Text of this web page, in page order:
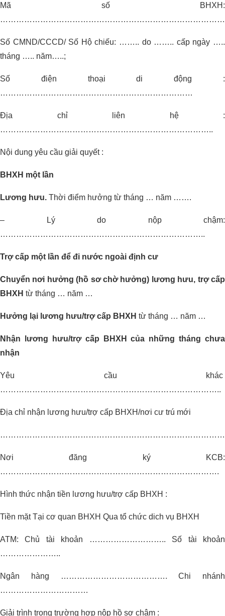
Mã số BHXH:
Số CMND/CCCD/ Số Hộ chiếu: …….. do …….. cấp ngày …..
tháng ….. năm…..;
Số điện thoại di động :
………………………………………………………………
Địa chỉ liên hệ :
……………………………………………………………………..
Nội dung yêu cầu giải quyết :
BHXH một lần
Lương hưu. Thời điểm hưởng từ tháng … năm …….
– Lý do nộp chậm:
…………………………………………………………………..
Trợ cấp một lần để đi nước ngoài định cư
Chuyển nơi hưởng (hồ sơ chờ hưởng) lương hưu, trợ cấp
BHXH từ tháng … năm …
Hưởng lại lương hưu/trợ cấp BHXH từ tháng … năm …
Nhận lương hưu/trợ cấp BHXH của những tháng chưa
nhận
Yêu cầu khác
………………………………………………………………………..
Địa chỉ nhận lương hưu/trợ cấp BHXH/nơi cư trú mới
Nơi đăng ký KCB:
……………………………………………………………………….
Hình thức nhận tiền lương hưu/trợ cấp BHXH :
Tiền mặt Tại cơ quan BHXH Qua tổ chức dich vụ BHXH
ATM: Chủ tài khoản ……………………….. Số tài khoản
…………………..
Ngân hàng …………………………………. Chi nhánh
……………………………
Giải trình trong trường hợp nộp hồ sơ chậm :